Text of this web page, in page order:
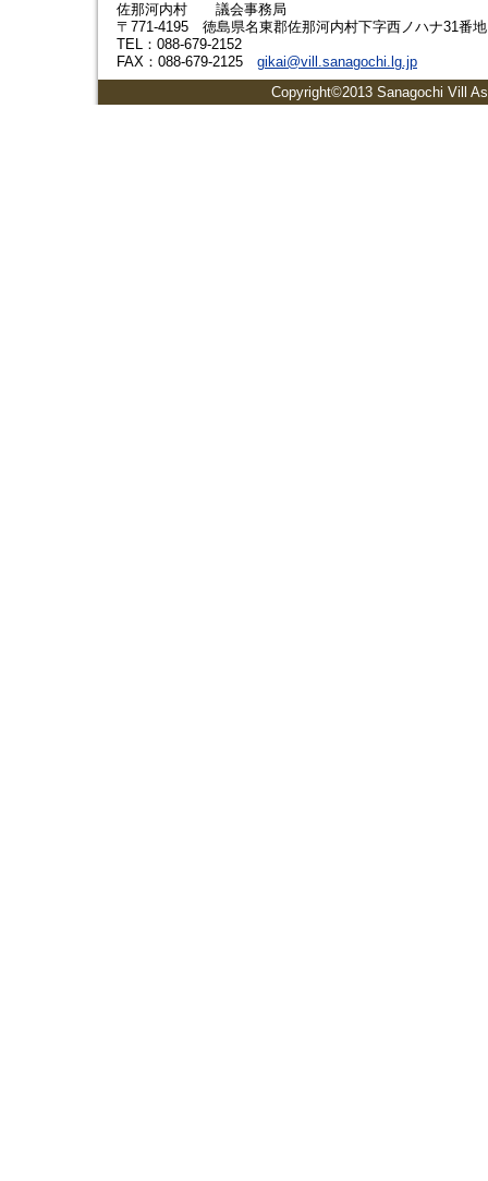
佐那河内村 議会事務局
〒771-4195 徳島県名東郡佐那河内村下字西ノハナ31番地
TEL：088-679-2152
FAX：088-679-2125 gikai@vill.sanagochi.lg.jp
Copyright©2013 Sanagochi Vill